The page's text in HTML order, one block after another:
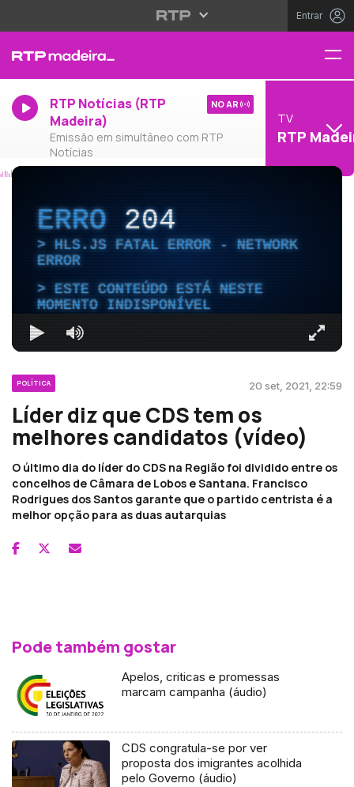
Entrar
RTP Notícias (RTP
Madeira)
Emissão em simultâneo com RTP
Notícias
NO AR
TV
RTP
ERRO204
HLS.JS FATAL ERROR - NETWORK
ERROR
ESTE CONTEÚDO ESTÁ NESTE
MOMENTO INDISPONÍVEL
POLÍTICA 20 set, 2021, 22:59
Líder diz que CDS tem os
melhores candidatos (vídeo)
O último dia do líder do CDS na Região foi dividido entre os
concelhos de Câmara de Lobos e Santana. Francisco
Rodrigues dos Santos garante que o partido centrista é a
melhor opção para as duas autarquias
Pode também gostar
Apelos, criticas e promessas
marcam campanha (áudio)
CDS congratula-se por ver
proposta dos imigrantes acolhida
pelo Governo (áudio)